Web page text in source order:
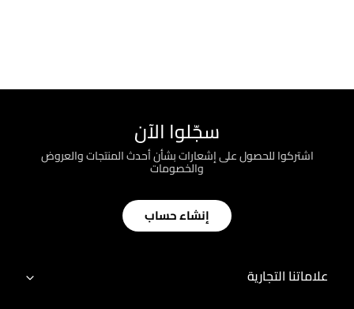
سجّلوا الآن
اشتركوا للحصول على إشعارات بشأن أحدث المنتجات والعروض
والخصومات
إنشاء حساب
علاماتنا التجارية